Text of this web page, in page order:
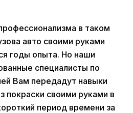
в таком
авто своими руками
годы опыта. Но наши
специалисты по
Вам передадут навыки
покраски своими руками в
период времени за